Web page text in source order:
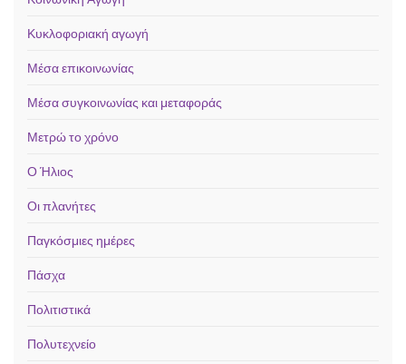
Κυκλοφοριακή αγωγή
Μέσα επικοινωνίας
Μέσα συγκοινωνίας και μεταφοράς
Μετρώ το χρόνο
Ο Ήλιος
Οι πλανήτες
Παγκόσμιες ημέρες
Πάσχα
Πολιτιστικά
Πολυτεχνείο